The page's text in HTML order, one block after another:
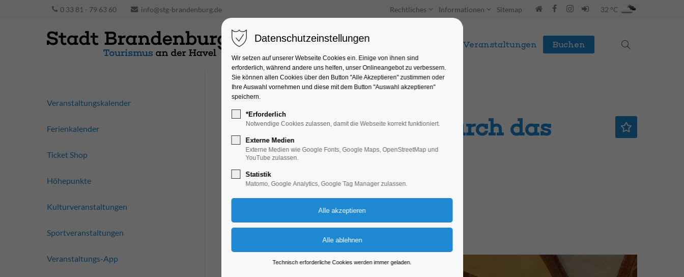
0 33 81 - 79 63 60 info@stg-brandenburg.de Rechtliches Informationen Sitemap 32 °C
Unterkünfte Entdecken & Erleben Veranstaltungen Buchen
Sonntagsführung durch das
Dommuseum
Führung
07.09.2025, 14:00
Eintritt frei
Veranstaltungskalender
Ferienkalender
Ticket Shop
Höhepunkte
Kulturveranstaltungen
Sportveranstaltungen
Veranstaltungs-App
Datenschutzeinstellungen
Wir setzen auf unserer Webseite Cookies ein. Einige von ihnen sind
erforderlich, während andere uns helfen, unser Onlineangebot zu verbessern.
Sie können allen Cookies über den Button "Alle Akzeptieren" zustimmen oder
Ihre Auswahl vornehmen und diese mit dem Button "Auswahl akzeptieren"
speichern.
*Erforderlich
Notwendige Cookies zulassen, damit die Webseite korrekt funktioniert.
Externe Medien
Externe Medien wie Google Fonts, Google Maps, OpenStreetMap und
YouTube zulassen.
Statistik
Matomo, Google Analytics, Google Tag Manager zulassen.
Technisch erforderliche Cookies werden immer geladen.